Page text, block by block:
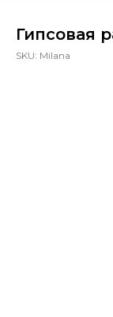
Гипсовая
SKU: Milana